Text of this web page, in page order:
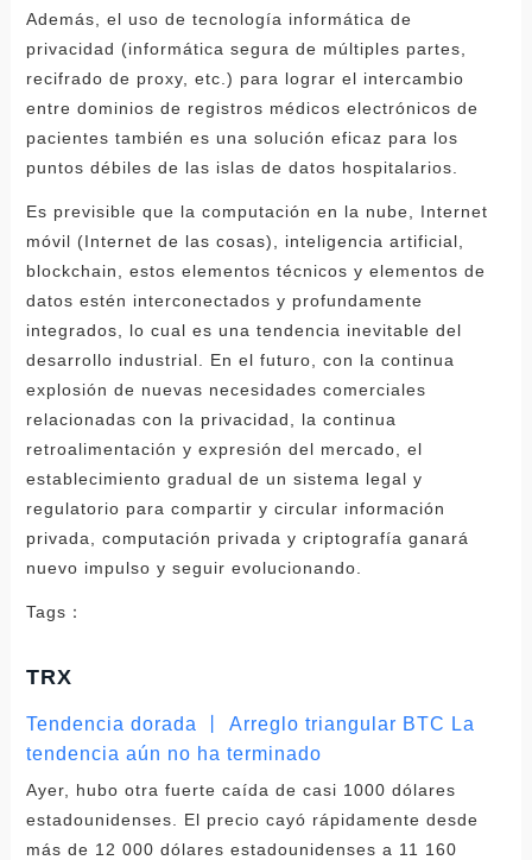
Además, el uso de tecnología informática de
privacidad (informática segura de múltiples partes,
recifrado de proxy, etc.) para lograr el intercambio
entre dominios de registros médicos electrónicos de
pacientes también es una solución eficaz para los
puntos débiles de las islas de datos hospitalarios.
Es previsible que la computación en la nube, Internet
móvil (Internet de las cosas), inteligencia artificial,
blockchain, estos elementos técnicos y elementos de
datos estén interconectados y profundamente
integrados, lo cual es una tendencia inevitable del
desarrollo industrial. En el futuro, con la continua
explosión de nuevas necesidades comerciales
relacionadas con la privacidad, la continua
retroalimentación y expresión del mercado, el
establecimiento gradual de un sistema legal y
regulatorio para compartir y circular información
privada, computación privada y criptografía ganará
nuevo impulso y seguir evolucionando.
Tags：
TRX
Tendencia dorada 丨 Arreglo triangular BTC La
tendencia aún no ha terminado
Ayer, hubo otra fuerte caída de casi 1000 dólares
estadounidenses. El precio cayó rápidamente desde
más de 12 000 dólares estadounidenses a 11 160